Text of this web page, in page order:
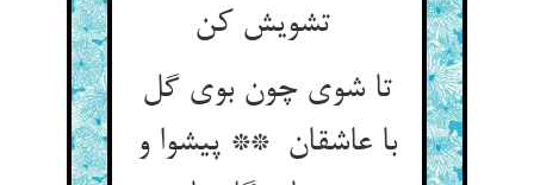
تا شوی چون بوی گل
با عاشقان ** پیشوا و